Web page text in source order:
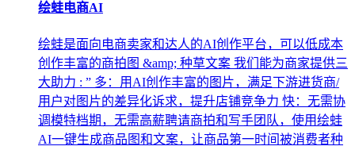
绘蛙电商AI
绘蛙是面向电商卖家和达人的AI创作平台，可以低成本
创作丰富的商拍图 &amp; 种草文案 我们能为商家提供三
大助力 : ” 多：用AI创作丰富的图片，满足下游进货商/
用户对图片的差异化诉求，提升店铺竞争力 快：无需协
调模特档期，无需高薪聘请商拍和写手团队，使用绘蛙
AI一键生成商品图和文案，让商品第一时间被消费者种